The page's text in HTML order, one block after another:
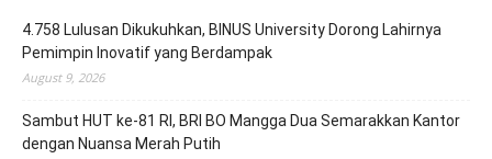
4.758 Lulusan Dikukuhkan, BINUS University Dorong Lahirnya
Pemimpin Inovatif yang Berdampak
August 9, 2026
Sambut HUT ke-81 RI, BRI BO Mangga Dua Semarakkan Kantor
dengan Nuansa Merah Putih